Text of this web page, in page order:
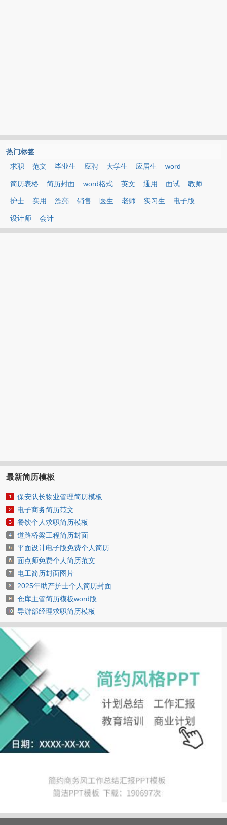
热门标签
求职
范文 毕业生 应聘 大学生 应届生 word
简历表格 简历封面 word格式 英文 通用 面试 教师
护士 实用 漂亮 销售 医生 老师 实习生 电子版
设计师 会计
最新简历模板
保安队长物业管理简历模板
电子商务简历范文
餐饮个人求职简历模板
道路桥梁工程简历封面
平面设计电子版免费个人简历
面点师免费个人简历范文
电工简历封面图片
2025年助产护士个人简历封面
仓库主管简历模板word版
导游部经理求职简历模板